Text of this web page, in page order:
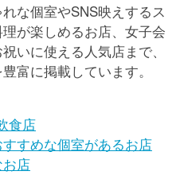
な個室やSNS映えするス
が楽しめるお店、女子会
いに使える人気店まで、
富に掲載しています。
食店
すめな個室があるお店
店